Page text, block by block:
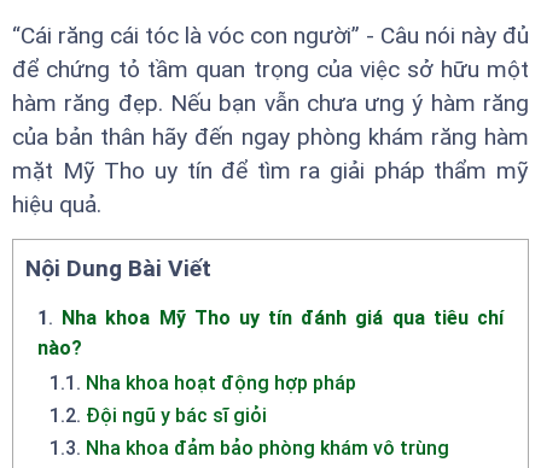
“Cái răng cái tóc là vóc con người” - Câu nói này đủ
để chứng tỏ tầm quan trọng của việc sở hữu một
hàm răng đẹp. Nếu bạn vẫn chưa ưng ý hàm răng
của bản thân hãy đến ngay phòng khám răng hàm
mặt Mỹ Tho uy tín để tìm ra giải pháp thẩm mỹ
hiệu quả.
Nội Dung Bài Viết
1. Nha khoa Mỹ Tho uy tín đánh giá qua tiêu chí
nào?
1.1 . Nha khoa hoạt động hợp pháp
1.2. Đội ngũ y bác sĩ giỏi
1.3. Nha khoa đảm bảo phòng khám vô trùng